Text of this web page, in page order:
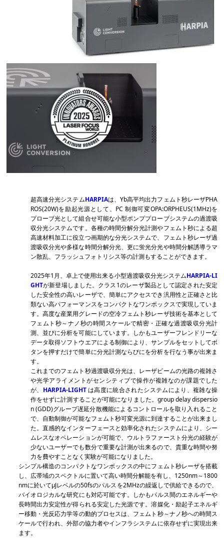
超高速分光システムHARPIAは、Yb高平均出力フェムト秒レーザPHA
ROS(20W)を励起光源として、PC 制御可変OPA:ORPHEUS(1MHz)を
プローブ光として組合せ可能な小型ポンププローブシステムの過渡吸
収分光システムです。各種の時間分解分光計測やフェムト秒による超
高速材料加工に役立つ画期的な分光システムで、 フェムト秒レーザ過
渡吸収分光や多様な時間分解分光、更に蛍光分光や時間分解誘導ラマ
ン散乱、フラッシュフォトリシス等の計測もすることができます。
2025年1月、卓上で使用出来る小型過渡吸収分光システムHARPIA-LI
GHTが新登場しました。クラス1のレーザ製品として認定された安定
した安全性の高いレーザで、 簡単にアクセスでき汎用性と正確さと比
類ない高パフォーマンスをコンパクトなワンボックスで実現していま
す。高度な産業用グレードの空冷フェムト秒レーザ技術を基本として
フェムト秒～ナノ秒の時間スケールで精密・正確な過渡吸収分光計
測、並びに分析を可能にしています。しかもユーザーフレンドリーな
データ取得ソフトウエアによる制御により、サンプルをセットしてボ
タンを押すだけで簡単に分光計測ならびにを分析を行なう事が出来ま
す。
これまでのフェムト秒過渡吸収分光は、レーザビームの光路の複雑さ
や光学アライメントがセンシティブで操作が複雑なのが課題でした
が、 HARPIA-LIGHTは高度に統合されたシステムにより、複雑な操
作をせずに計測することが可能になりました。group delay dispersio
n (GDD)グループ遅延分散機能によるコントロールを取り入れること
で、自動制御が可能なフェムト秒可変光源に到達することが出来まし
た。直感的なインターフェースと効率化されたシステムにより、シー
ムレスなオペレーションが可能で、ウルトラファースト分光の経験が
少ないユーザーでも数分で重要な計測が出来るので、貴重な時間や努
力を費やすことなく実験が可能になりました。
シンプル構造のコンパクトなワンボックスの中にフェムト秒レーザを搭載
し、広帯域のスペクトルに置いて高い時間分解能を有し、1250nm～1800
nmに於いてμJレベルの50fsのパルスを2MHzの繰返しで供給できるので、
バイオロジカルな研究にも対応可能です。しかもパルス間のエネルギーや
長時間出力安定性が得られる安定した光源です。溶媒化・励起子エネルギ
ー移動・光反応力学等の動的プロセスは、フェムト秒～ナノ秒への時間ス
ケールで行われ、外部の協力者やインフラシステムに依存せずに実現出来
ます。